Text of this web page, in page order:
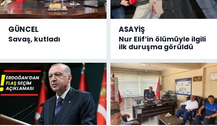
GÜNCEL
Savaş, kutladı
ASAYİŞ
Nur Elif’in ölümüyle ilgili
ilk duruşma görüldü